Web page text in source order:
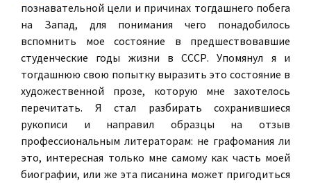
познавательной цели и причинах тогдашнего побега
на Запад, для понимания чего понадобилось
вспомнить мое состояние в предшествовавшие
студенческие годы жизни в СССР. Упомянул я и
тогдашнюю свою попытку выразить это состояние в
художественной прозе, которую мне захотелось
перечитать. Я стал разбирать сохранившиеся
рукописи и направил образцы на отзыв
профессиональным литераторам: не графомания ли
это, интересная только мне самому как часть моей
биографии, или же эта писанина может пригодиться